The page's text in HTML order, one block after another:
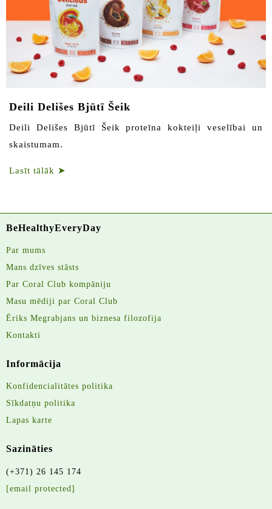
Deili Delišes Bjūtī Šeik
Deili Delišes Bjūtī Šeik proteīna kokteiļi veselībai un
skaistumam.
Lasīt tālāk ➤
BeHealthyEveryDay
Par mums
Mans dzīves stāsts
Par Coral Club kompāniju
Masu mēdiji par Coral Club
Ēriks Megrabjans un biznesa filozofija
Kontakti
Informācija
Konfidencialitātes politika
Sīkdatņu politika
Lapas karte
Sazināties
(+371) 26 145 174
[email protected]